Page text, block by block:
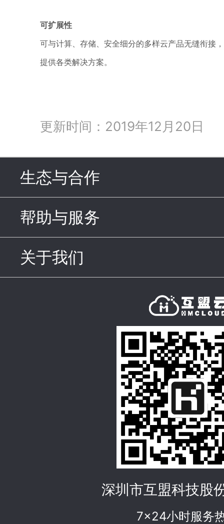
可扩展性
可与计算、存储、安全细分的多样云产品无缝衔接
提供各类解决方案。
更新时间：2019年12月20日
生态与合作
帮助与服务
关于我们
深圳市互盟科技股
7x24小时服务